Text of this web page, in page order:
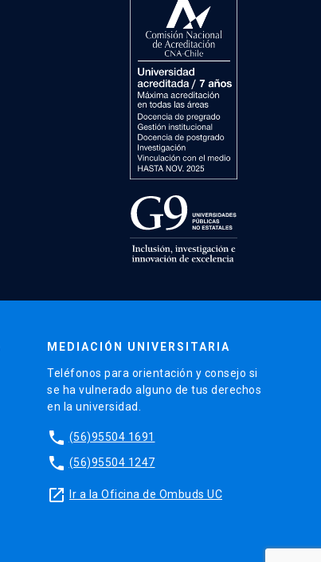
MEDIACIÓN UNIVERSITARIA
Teléfonos para orientación y consejo si
se ha vulnerado alguno de tus derechos
en la universidad.
phone (56)95504 1691
phone (56)95504 1247
launch Ir a la Oficina de Ombuds UC